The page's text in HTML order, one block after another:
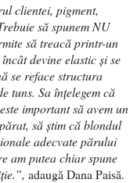
clientei, pigment,
să spunem NU
să treacă printr-un
devine elastic și se
se reface structura
tuns. Sa înțelegem că
important să avem un
să știm că blondul
adecvate părului
am putea chiar spune
adaugă Dana Paisă.